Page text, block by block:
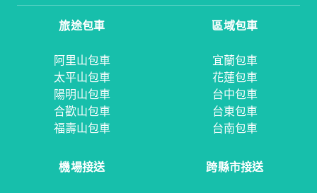
旅途包車
阿里山包車
太平山包車
陽明山包車
合歡山包車
福壽山包車
區域包車
宜蘭包車
花蓮包車
台中包車
台東包車
台南包車
機場接送 跨縣市接送